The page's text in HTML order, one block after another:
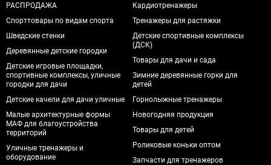
РАСПРОДАЖА
Спорттовары по видам спорта
Шведские стенки
Деревянные детские городки
Детские игровые площадки,
спортивные комплексы, уличные
городки для дачи
Детские качели для дачи уличные
Малые архитектурные формы
МАФ для благоустройства
территорий
Уличные тренажеры и
оборудование
Кардиотренажеры
Тренажеры для растяжки
Детские спортивные комплексы
(ДСК)
Товары для дачи и сада
Зимние деревянные горки для
детей
Горнолыжные тренажеры
Новогодняя продукция
Товары для детей
Роликовые коньки оптом
Запчасти для тренажеров